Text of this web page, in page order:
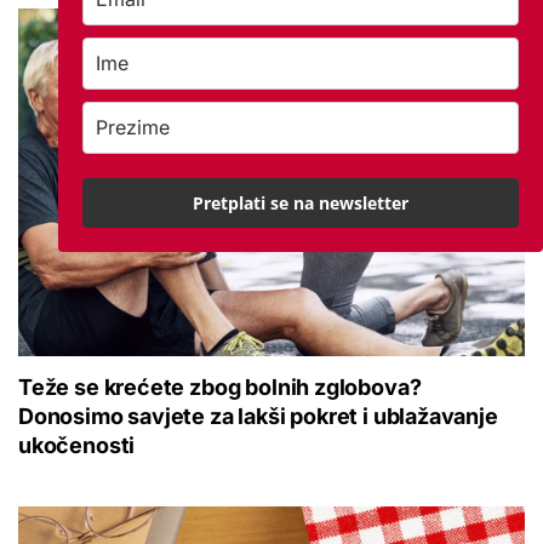
Teže se krećete zbog bolnih zglobova?
Donosimo savjete za lakši pokret i ublažavanje
ukočenosti
Pretplati se na newsletter